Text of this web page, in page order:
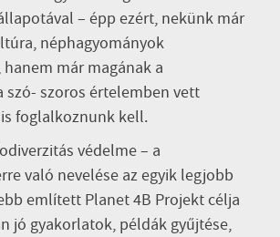
– épp ezért, nekünk már
néphagyományok
már magának a
szó- szoros értelemben vett
foglalkoznunk kell.
védelme – a
való nevelése az egyik legjobb
említett Planet 4B Projekt célja
jó gyakorlatok, példák gyűjtése,